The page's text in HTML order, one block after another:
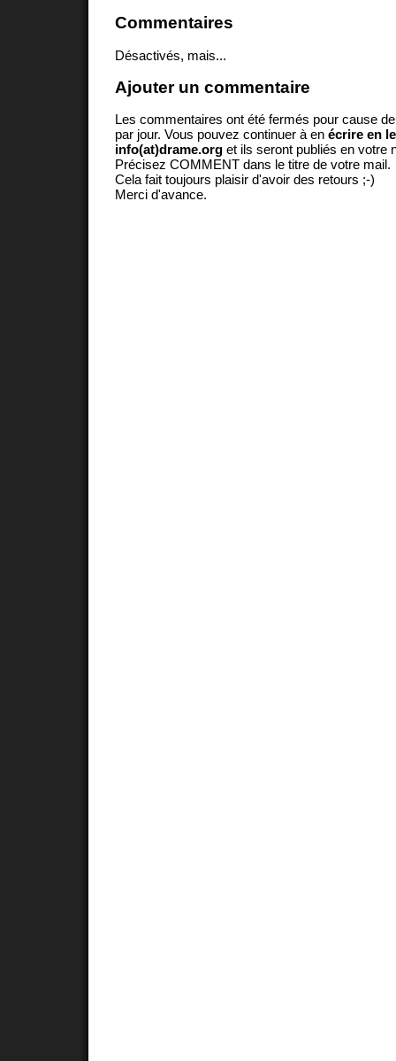
Commentaires
Désactivés, mais...
Ajouter un commentaire
Les commentaires ont été fermés pour cause
par jour. Vous pouvez continuer à en écrire en
info(at)drame.org et ils seront publiés en votre
Précisez COMMENT dans le titre de votre mail.
Cela fait toujours plaisir d'avoir des retours ;-)
Merci d'avance.